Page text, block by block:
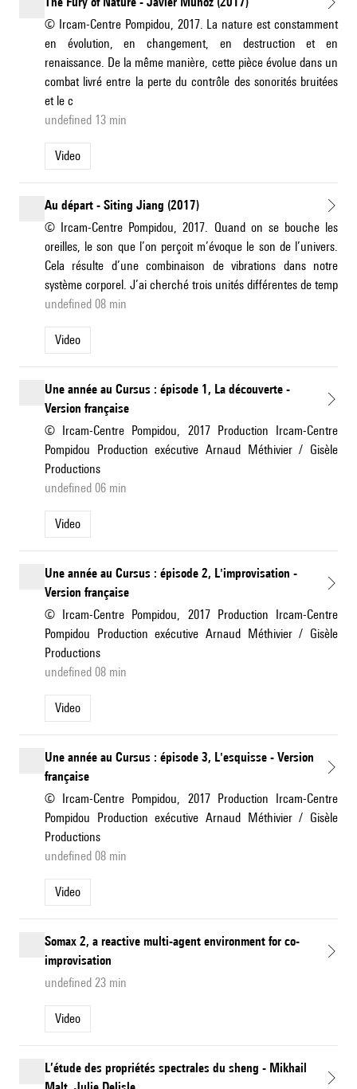
© Ircam-Centre Pompidou, 2017. La nature est constamment
en évolution, en changement, en destruction et en
renaissance. De la même manière, cette pièce évolue dans un
combat livré entre la perte du contrôle des sonorités bruitées
et le c
undefined 13 min
Video
Au départ - Siting Jiang (2017)
© Ircam-Centre Pompidou, 2017. Quand on se bouche les
oreilles, le son que l’on perçoit m’évoque le son de l’univers.
Cela résulte d’une combinaison de vibrations dans notre
système corporel. J’ai cherché trois unités différentes de temp
undefined 08 min
Video
Une année au Cursus : épisode 1, La découverte -
Version française
© Ircam-Centre Pompidou, 2017 Production Ircam-Centre
Pompidou Production exécutive Arnaud Méthivier / Gisèle
Productions
undefined 06 min
Video
Une année au Cursus : épisode 2, L'improvisation -
Version française
© Ircam-Centre Pompidou, 2017 Production Ircam-Centre
Pompidou Production exécutive Arnaud Méthivier / Gisèle
Productions
undefined 08 min
Video
Une année au Cursus : épisode 3, L'esquisse - Version
française
© Ircam-Centre Pompidou, 2017 Production Ircam-Centre
Pompidou Production exécutive Arnaud Méthivier / Gisèle
Productions
undefined 08 min
Video
Somax 2, a reactive multi-agent environment for co-
improvisation
undefined 23 min
Video
L’étude des propriétés spectrales du sheng - Mikhail